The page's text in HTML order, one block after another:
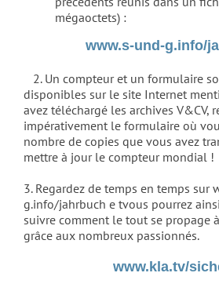
mégaoctets) :
www.s-und-g.info/
2. Un compteur et un formulaire
disponibles sur le site Internet
avez téléchargé les archives V&CV,
impérativement le formulaire où
nombre de copies que vous avez
mettre à jour le compteur mondial !
3. Regardez de temps en temps sur
g.info/jahrbuch e tvous pourrez
suivre comment le tout se propage
grâce aux nombreux passionnés.
www.kla.tv/